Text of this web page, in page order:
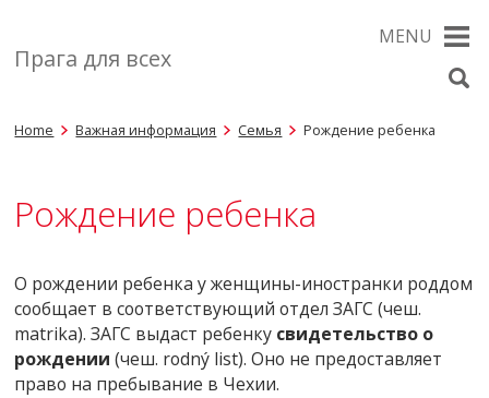
Прага для всех
MENU
Home Важная информация Семья Рождение ребенка
Рождение ребенка
О рождении ребенка у женщины-иностранки роддом
сообщает в соответствующий отдел ЗАГС (чеш.
matrika). ЗАГС выдаст ребенку свидетельство о
рождении(чеш. rodný list). Оно не предоставляет
право на пребывание в Чехии.